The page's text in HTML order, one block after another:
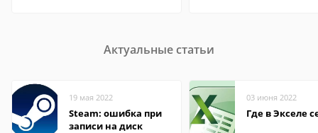
Актуальные статьи
19 мая 2022
Steam: ошибка при
записи на диск
03 июня 2022
Где в Экселе